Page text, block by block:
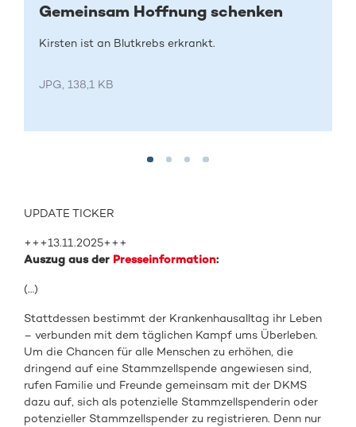
Gemeinsam Hoffnung schenken
Kirsten ist an Blutkrebs erkrankt.
JPG, 138,1 KB
UPDATE TICKER
+++13.11.2025+++
Auszug aus der Presseinformation:
(…)
Stattdessen bestimmt der Krankenhausalltag ihr Leben
– verbunden mit dem täglichen Kampf ums Überleben.
Um die Chancen für alle Menschen zu erhöhen, die
dringend auf eine Stammzellspende angewiesen sind,
rufen Familie und Freunde gemeinsam mit der DKMS
dazu auf, sich als potenzielle Stammzellspenderin oder
potenzieller Stammzellspender zu registrieren. Denn nur